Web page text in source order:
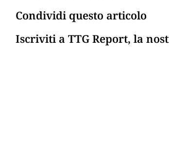
Condividi questo articolo
Iscriviti a TTG Report, la